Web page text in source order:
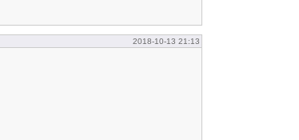
2018-10-13 21:13